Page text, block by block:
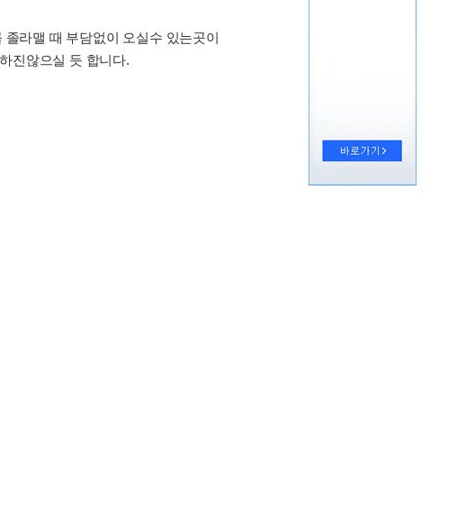
라맬 때 부담없이 오실수 있는곳이
진않으실 듯 합니다.